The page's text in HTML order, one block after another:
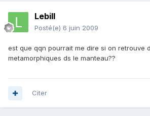
Lebill
Posté(e) 6 juin 2009
est que qqn pourrait me dire si on retrouve
metamorphiques ds le manteau??
Citer